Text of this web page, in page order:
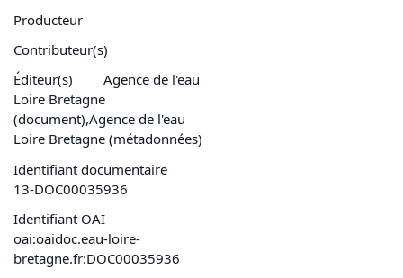
Producteur
Contributeur(s)
Éditeur(s)
Agence de l'eau
Loire Bretagne
(document),Agence de l'eau
Loire Bretagne (métadonnées)
Identifiant documentaire
13-DOC00035936
Identifiant OAI
oai:oaidoc.eau-loire-
bretagne.fr:DOC00035936